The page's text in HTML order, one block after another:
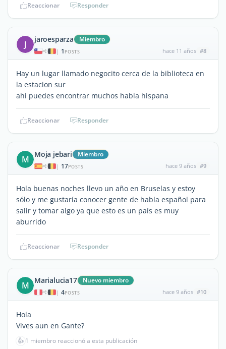
Reaccionar Responder
J jaroesparza Miembro
| 1 POSTS hace 11 años #8
Hay un lugar llamado negocito cerca de la biblioteca en
la estacion sur
ahi puedes encontrar muchos habla hispana
Reaccionar Responder
M Moja jebari Miembro
| 17POSTS hace 9 años #9
Hola buenas noches llevo un año en Bruselas y estoy
sólo y me gustaría conocer gente de habla español para
salir y tomar algo ya que esto es un país es muy
aburrido
Reaccionar Responder
M Marialucia17 Nuevo miembro
| 4POSTS hace 9 años #10
Hola
Vives aun en Gante?
👍 1 miembro reaccionó a esta publicación